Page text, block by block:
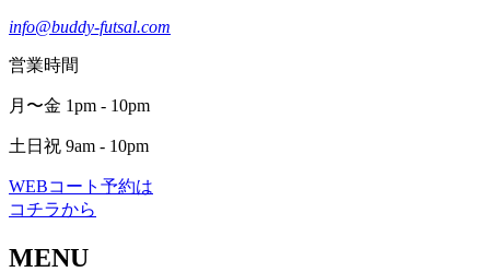
info@buddy-futsal.com
営業時間
月〜金 1pm - 10pm
土日祝 9am - 10pm
WEBコート予約は
コチラから
MENU